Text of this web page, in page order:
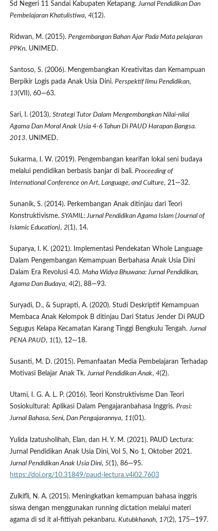
Sd Negeri 11 Sandai Kabupaten Ketapang.Jurnal Pendidikan Dan
Pembelajaran Khatulistiwa, 4(12).
Ridwan, M. (2015). Pengembangan Bahan Ajar Pada Mata pelajaran
PPKn. UNIMED.
Santoso, S. (2006). Mengembangkan Kreativitas dan Kemampuan
Berpikir Logis pada Anak Usia Dini. Perspektif Ilmu Pendidikan,
13(VII), 60—63.
Sari, I. (2013). Strategi Tutor Dalam Mengembangkan Nilai-nilai
Agama Dan Moral Anak Usia 4-6 Tahun Di PAUD Harapan Bangsa.
2013. UNIMED.
Sukarma, I. W. (2019). Pengembangan kearifan lokal seni budaya
melalui pendidikan berbasis banjar di bali. Proceeding of
International Conference on Art, Language, and Culture, 21—32.
Sunanik, S. (2014). Perkembangan Anak ditinjau dari Teori
Konstruktivisme. SYAMIL: Jurnal Pendidikan Agama Islam (Journal of
Islamic Education), 2(1), 14.
Suparya, I. K. (2021). Implementasi Pendekatan Whole Language
Dalam Pengembangan Kemampuan Berbahasa Anak Usia Dini
Dalam Era Revolusi 4.0. Maha Widya Bhuwana: Jurnal Pendidikan,
Agama Dan Budaya, 4(2), 88—93.
Suryadi, D., & Suprapti, A. (2020). Studi Deskriptif Kemampuan
Membaca Anak Kelompok B ditinjau Dari Status Jender Di PAUD
Segugus Kelapa Kecamatan Karang Tinggi Bengkulu Tengah.Jurnal
PENA PAUD, 1(1), 12—18.
Susanti, M. D. (2015). Pemanfaatan Media Pembelajaran Terhadap
Motivasi Belajar Anak Tk.Jurnal Pendidikan Anak, 4(2).
Utami, I. G. A. L. P. (2016). Teori Konstruktivisme Dan Teori
Sosiokultural: Aplikasi Dalam Pengajaranbahasa Inggris. Prasi:
Jurnal Bahasa, Seni, Dan Pengajarannya, 11(01).
Yulida Izatusholihah, Elan, dan H. Y. M. (2021). PAUD Lectura:
Jurnal Pendidikan Anak Usia Dini, Vol 5, No 1, Oktober 2021.
Jurnal Pendidikan Anak Usia Dini, 5(1), 86—95.
https://doi.org/10.31849/paud-lectura.v4i02.7603
Zulkifli, N. A. (2015). Meningkatkan kemampuan bahasa inggris
siswa dengan menggunakan running dictation melalui materi
agama di sd it al-fittiyah pekanbaru. Kutubkhanah, 17(2), 175—197.